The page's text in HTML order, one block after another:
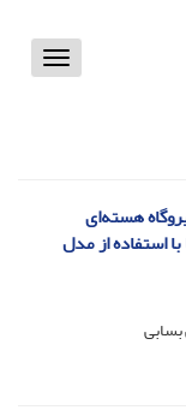
Toggle
هسته‌ای
استفاده از مدل